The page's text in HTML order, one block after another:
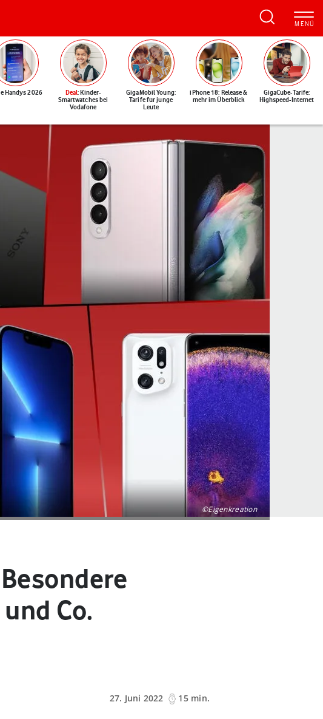
Handys 2026 Deal: Kinder-
Smartwatches bei
Vodafone
GigaMobil Young:
Tarife für junge
Leute
iPhone 18: Release &
mehr im Überblick
GigaCube-Tarife:
Highspeed-Internet
©Eigenkreation
Co.
27. Juni 2022
15 min.